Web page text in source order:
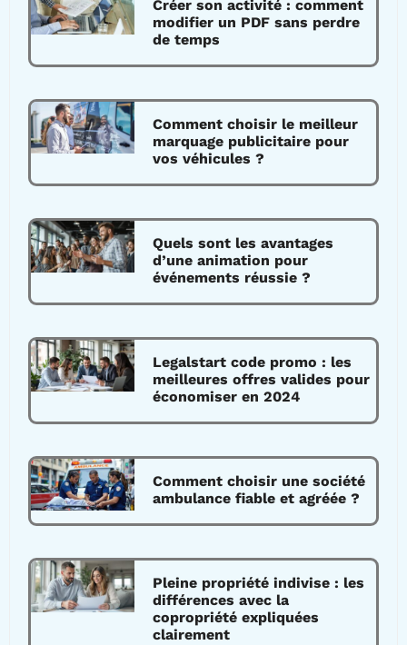
Créer son activité : comment
modifier un PDF sans perdre
de temps
Comment choisir le meilleur
marquage publicitaire pour
vos véhicules ?
Quels sont les avantages
d’une animation pour
événements réussie ?
Legalstart code promo : les
meilleures offres valides pour
économiser en 2024
Comment choisir une société
ambulance fiable et agréée ?
Pleine propriété indivise : les
différences avec la
copropriété expliquées
clairement